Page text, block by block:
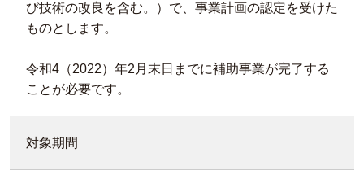
び技術の改良を含む。）で、事業計画の認定を受けた
ものとします。
令和4（2022）年2月末日までに補助事業が完了する
ことが必要です。
対象期間